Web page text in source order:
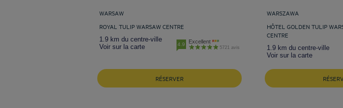
WARSAW
ROYAL TULIP WARSAW CENTRE
1.9 km du centre-ville
Voir sur la carte
4.9 Excellent
5721 avis
RÉSERVER
WARSZAWA
HÔTEL GOLDEN TULIP
CENTRE
1.9 km du centre-ville
Voir sur la carte